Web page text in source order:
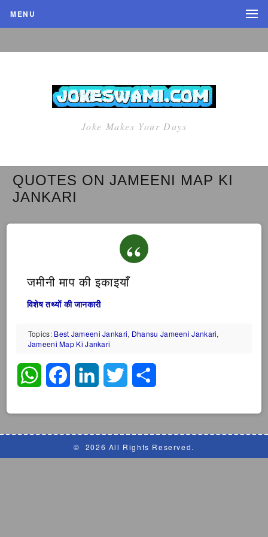
MENU
Joke Makes Your Days
QUOTES ON JAMEENI MAP KI
JANKARI
जमीनी माप की इकाइयाँ
विशेष तथ्यों की जानकारी
Topics: Best Jameeni Jankari, Dhansu Jameeni Jankari,
Jameeni Map Ki Jankari
WhatsAppFacebookLinkedInTwitter
© 2026 All Rights Reserved.